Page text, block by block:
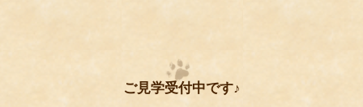
ご見学受付中です♪